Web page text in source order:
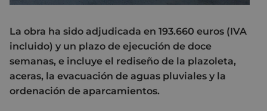
La obra ha sido adjudicada en 193.660 euros (IVA
incluido) y un plazo de ejecución de doce
semanas, e incluye el rediseño de la plazoleta,
aceras, la evacuación de aguas pluviales y la
ordenación de aparcamientos.